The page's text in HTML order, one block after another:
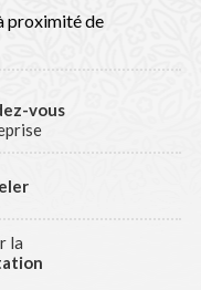
proximité de
vous
la